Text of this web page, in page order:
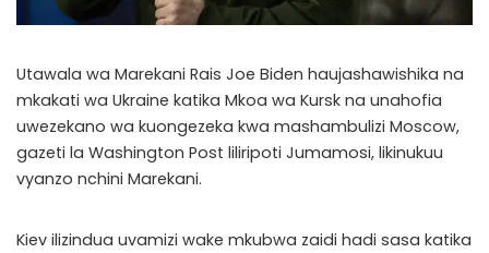
Utawala wa Marekani Rais Joe Biden haujashawishika na
mkakati wa Ukraine katika Mkoa wa Kursk na unahofia
uwezekano wa kuongezeka kwa mashambulizi Moscow,
gazeti la Washington Post liliripoti Jumamosi, likinukuu
vyanzo nchini Marekani.
Kiev ilizindua uvamizi wake mkubwa zaidi hadi sasa katika